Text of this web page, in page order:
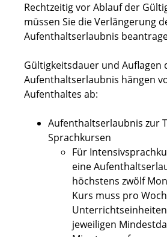
Rechtzeitig vor Ablauf der
müssen Sie die Verlängerung
Aufenthaltserlaubnis
Gültigkeitsdauer und Auflagen
Aufenthaltserlaubnis hängen
Aufenthaltes ab:
Aufenthaltserlaubnis zur
Sprachkursen
Für
eine
höchstens zwölf
Kurs muss pro
jeweiligen